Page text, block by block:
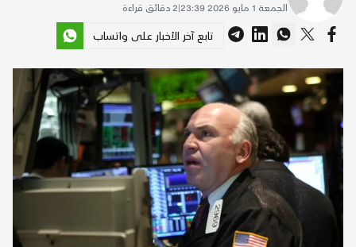
الجمعة 1 مايو 2026 23:39 |
2 دقائق قراءة
تابع آخر الأخبار على واتساب